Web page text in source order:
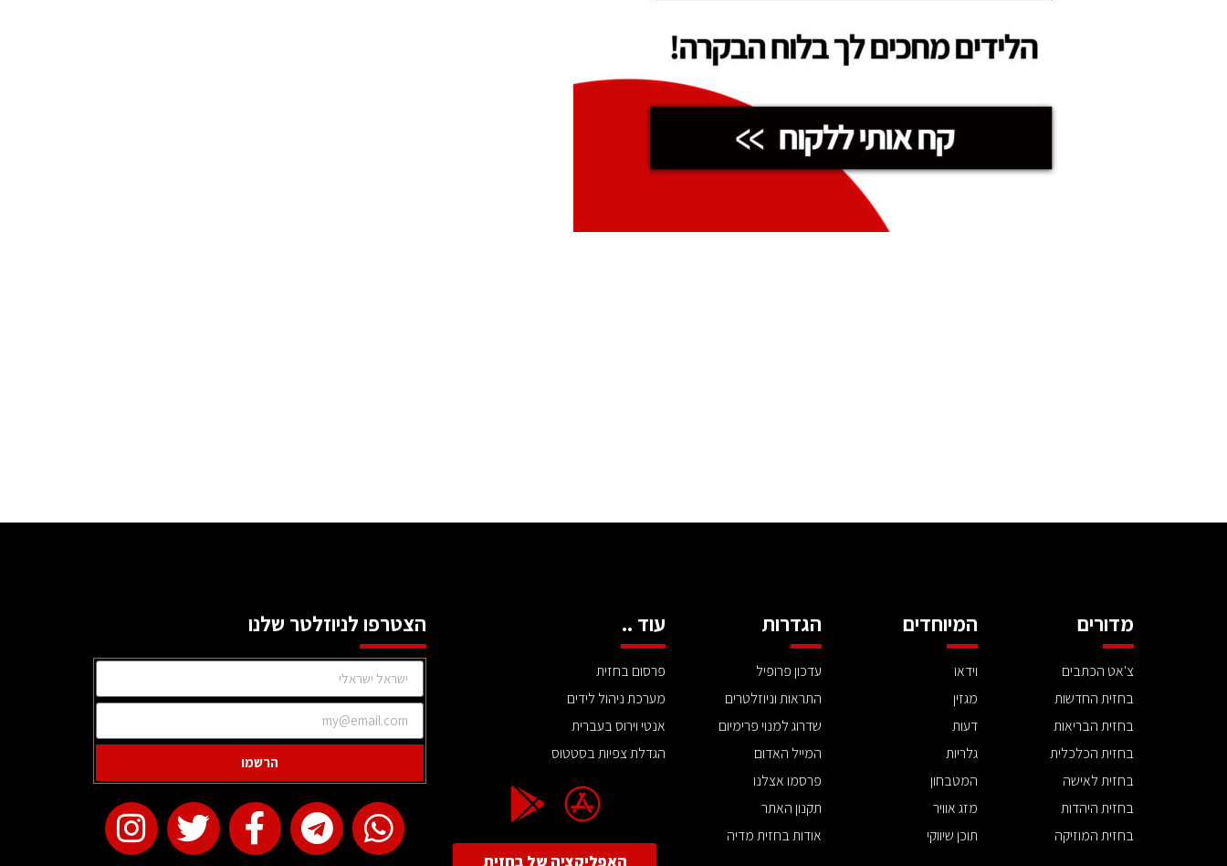
מדורים
צ'אט הכתבים
בחזית החדשות
בחזית הבריאות
בחזית הכלכלית
בחזית לאישה
בחזית היהדות
בחזית המוזיקה
המיוחדים
וידאו
מגזין
דעות
גלריות
המטבחון
מזג אוויר
תוכן שיווקי
הגדרות
עדכון פרופיל
התראות וניוזלטרים
שדרוג למנוי פרימיום
המייל האדום
פרסמו אצלנו
תקנון האתר
אודות בחזית מדיה
עוד ..
פרסום בחזית
מערכת ניהול לידים
אנטי וירוס בעברית
הגדלת צפיות בסטטוס
האפליקציה של בחזית
הצטרפו לניוזלטר שלנו
הרשמו